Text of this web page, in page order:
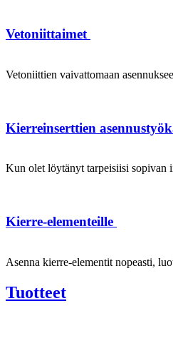
Vetoniittaimet
Vetoniittien vaivattomaan
Kierreinserttien
Kun olet löytänyt tarpeisiisi sopivan
Kierre-elementeille
Asenna kierre-elementit nopeasti,
Tuotteet